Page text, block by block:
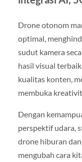
Drone otonom
optimal,
sudut kamera
hasil visual
kualitas konten,
membuka
Dengan
perspektif udara,
drone hiburan
mengubah cara